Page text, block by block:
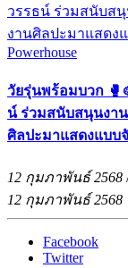
วัยรุ่นพร้อมบวก
น์ ร่วมสนับสนุนงาน
ศิลปะมาแสดงแบบจั
12 กุมภาพันธ์ 2568
12 กุมภาพันธ์ 2568
Facebook
Twitter